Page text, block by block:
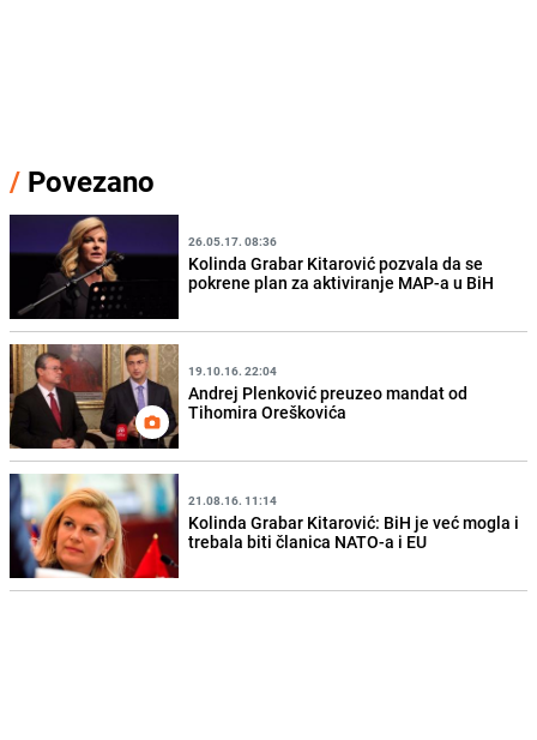
/ Povezano
26.05.17. 08:36
Kolinda Grabar Kitarović pozvala da se
pokrene plan za aktiviranje MAP-a u BiH
19.10.16. 22:04
Andrej Plenković preuzeo mandat od
Tihomira Oreškovića
21.08.16. 11:14
Kolinda Grabar Kitarović: BiH je već mogla i
trebala biti članica NATO-a i EU